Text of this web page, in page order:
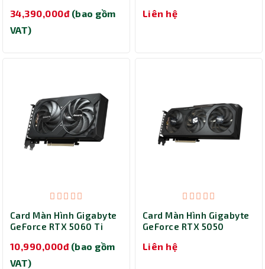
34,390,000đ (bao gồm
VAT)
Liên hệ
Card Màn Hình Gigabyte
GeForce RTX 5060 Ti
(GV-N506TWF2MAX OC-
8GD)
10,990,000đ (bao gồm
VAT)
Card Màn Hình Gigabyte
GeForce RTX 5050
N5050GAMING OC-8GD)
Liên hệ